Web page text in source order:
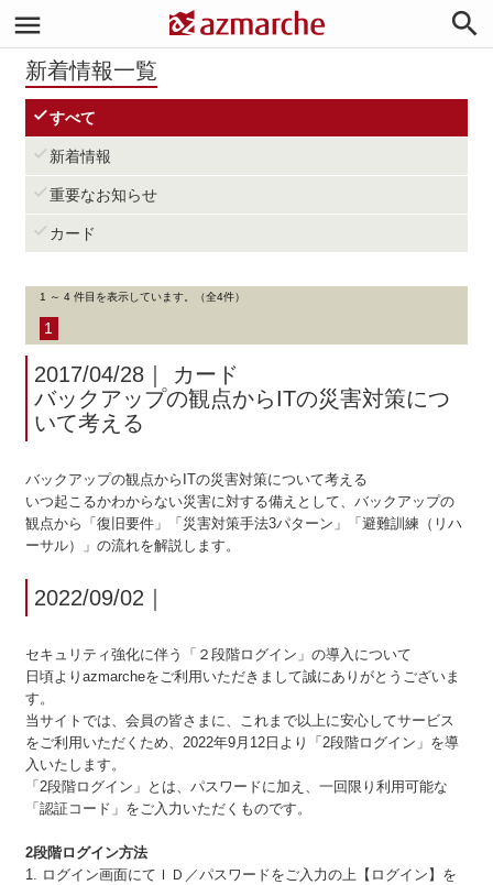


新着情報一覧
すべて
 新着情報
 重要なお知らせ
 カード
1 ～ 4 件目を表示しています。（全4件）
1
2017/04/28
カード
バックアップの観点からITの災害対策につ
いて考える
バックアップの観点からITの災害対策について考える
いつ起こるかわからない災害に対する備えとして、バックアップの
観点から「復旧要件」「災害対策手法3パターン」「避難訓練（リハ
ーサル）」の流れを解説します。
2022/09/02
セキュリティ強化に伴う「２段階ログイン」の導入について
日頃よりazmarcheをご利用いただきまして誠にありがとうございま
す。
当サイトでは、会員の皆さまに、これまで以上に安心してサービス
をご利用いただくため、2022年9月12日より「2段階ログイン」を導
入いたします。
「2段階ログイン」とは、パスワードに加え、一回限り利用可能な
「認証コード」をご入力いただくものです。
2段階ログイン方法
1. ログイン画面にてＩＤ／パスワードをご入力の上【ログイン】を